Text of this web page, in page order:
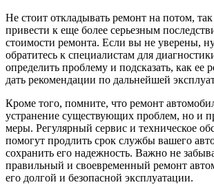
Не стоит откладывать ремонт на потом,
привести к еще более серьезным
стоимости ремонта. Если вы не уверены,
обратитесь к специалистам для
определить проблему и подсказать, как ее
дать рекомендации по дальнейшей
Кроме того, помните, что ремонт
устранение существующих проблем, но и
меры. Регулярный сервис и техническое
помогут продлить срок службы вашего
сохранить его надежность. Важно не
правильный и своевременный ремонт
его долгой и безопасной эксплуатации.